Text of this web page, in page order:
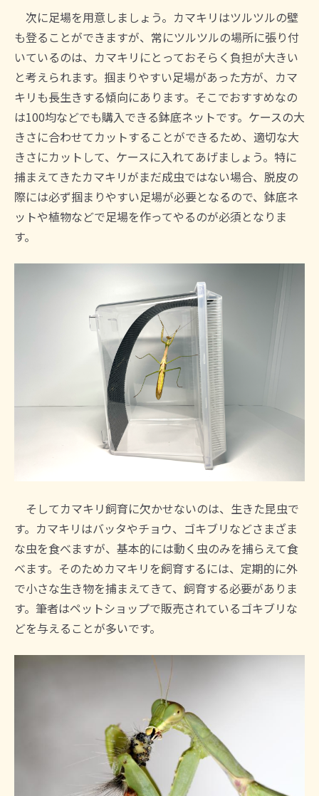
次に足場を用意しましょう。カマキリはツルツルの壁
も登ることができますが、常にツルツルの場所に張り付
いているのは、カマキリにとっておそらく負担が大きい
と考えられます。掴まりやすい足場があった方が、カマ
キリも長生きする傾向にあります。そこでおすすめなの
は100均などでも購入できる鉢底ネットです。ケースの大
きさに合わせてカットすることができるため、適切な大
きさにカットして、ケースに入れてあげましょう。特に
捕まえてきたカマキリがまだ成虫ではない場合、脱皮の
際には必ず掴まりやすい足場が必要となるので、鉢底ネ
ットや植物などで足場を作ってやるのが必須となりま
す。
そしてカマキリ飼育に欠かせないのは、生きた昆虫で
す。カマキリはバッタやチョウ、ゴキブリなどさまざま
な虫を食べますが、基本的には動く虫のみを捕らえて食
べます。そのためカマキリを飼育するには、定期的に外
で小さな生き物を捕まえてきて、飼育する必要がありま
す。筆者はペットショップで販売されているゴキブリな
どを与えることが多いです。